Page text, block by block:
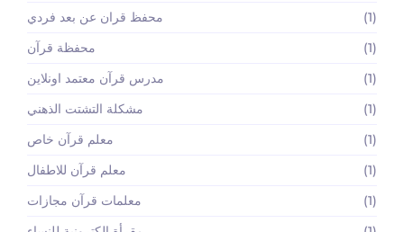
محفظ قران عن بعد فردي
(1)
محفظة قرآن
(1)
مدرس قرآن معتمد اونلاين
(1)
مشكلة التشتت الذهني
(1)
معلم قرآن خاص
(1)
معلم قرآن للاطفال
(1)
معلمات قرآن مجازات
(1)